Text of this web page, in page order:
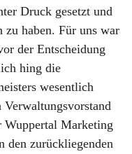
Druck gesetzt und
zu haben. Für uns war
der Entscheidung
hing die
wesentlich
Wuppertal Marketing
den zurückliegenden